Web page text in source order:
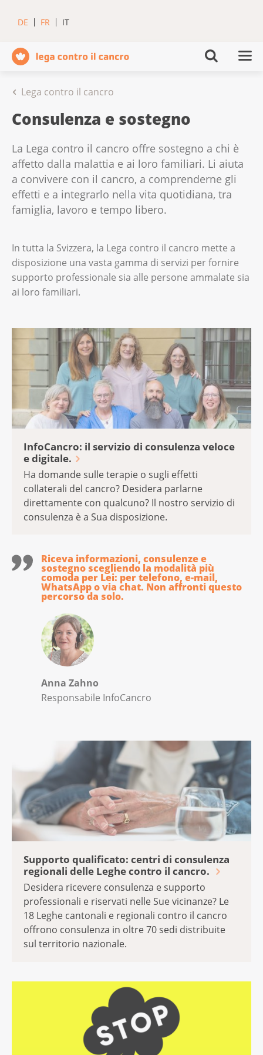
DE FR IT
Lega contro il cancro
Consulenza e sostegno
La Lega contro il cancro offre sostegno a chi è
affetto dalla malattia e ai loro familiari. Li aiuta
a convivere con il cancro, a comprenderne gli
effetti e a integrarlo nella vita quotidiana, tra
famiglia, lavoro e tempo libero.
In tutta la Svizzera, la Lega contro il cancro mette a
disposizione una vasta gamma di servizi per fornire
supporto professionale sia alle persone ammalate sia
ai loro familiari.
InfoCancro: il servizio di consulenza veloce
e digitale.
Ha domande sulle terapie o sugli effetti
collaterali del cancro? Desidera parlarne
direttamente con qualcuno? Il nostro servizio di
consulenza è a Sua disposizione.
Riceva informazioni, consulenze e
sostegno scegliendo la modalità più
comoda per Lei: per telefono, e-mail,
WhatsApp o via chat. Non affronti questo
percorso da solo.
Anna Zahno
Responsabile InfoCancro
Supporto qualificato: centri di consulenza
regionali delle Leghe contro il cancro.
Desidera ricevere consulenza e supporto
professionali e riservati nelle Sue vicinanze? Le
18 Leghe cantonali e regionali contro il cancro
offrono consulenza in oltre 70 sedi distribuite
sul territorio nazionale.